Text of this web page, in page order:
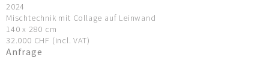
2024
Mischtechnik mit Collage auf Leinwand
140 x 280 cm
32.000 CHF (incl. VAT)
Anfrage